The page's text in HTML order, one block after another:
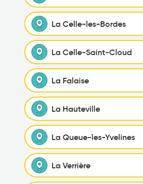
La Celle-les-Bordes
La Celle-Saint-Cloud
La Falaise
La Hauteville
La Queue-les-Yvelines
La Verrière